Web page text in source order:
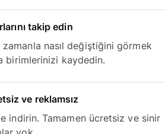
takip edin
nasıl değiştiğini görmek
birimlerinizi kaydedin.
ve reklamsız
indirin. Tamamen ücretsiz ve sinir